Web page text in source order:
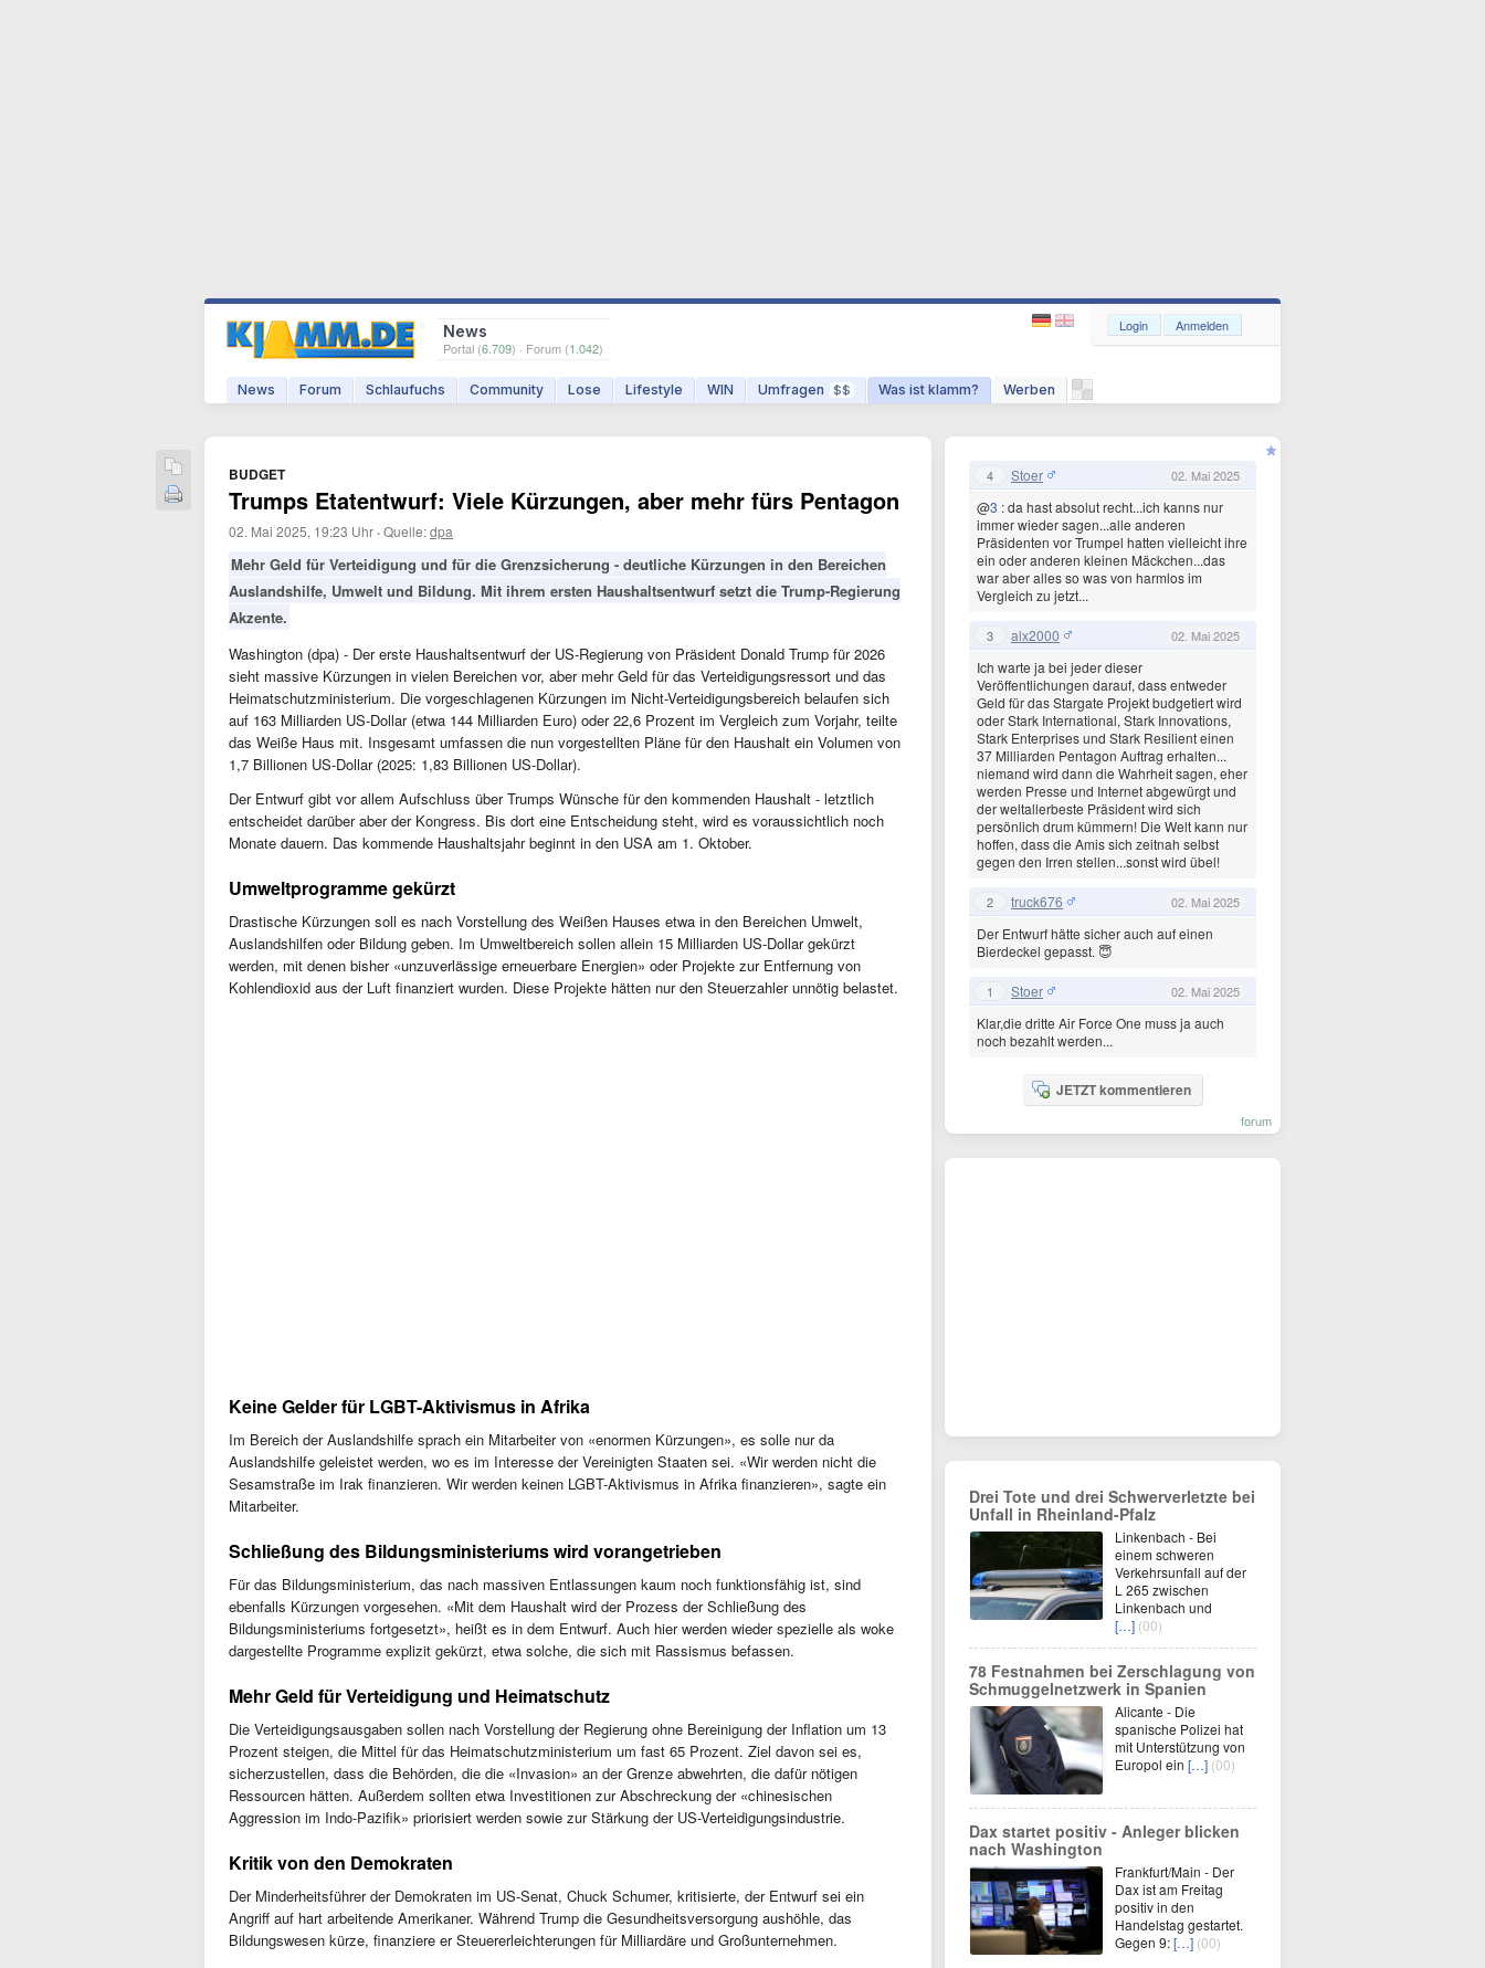
News
Portal (6.709) · Forum (1.042)
News Forum Schlaufuchs Community Lose Lifestyle WIN Umfragen $$ Was ist klamm? Werben
Login Anmelden
BUDGET
Trumps Etatentwurf: Viele Kürzungen, aber mehr fürs Pentagon
02. Mai 2025, 19:23 Uhr ·Quelle:dpa
Mehr Geld für Verteidigung und für die Grenzsicherung - deutliche Kürzungen in den Bereichen
Auslandshilfe, Umwelt und Bildung. Mit ihrem ersten Haushaltsentwurf setzt die Trump-Regierung
Akzente.
Washington (dpa) - Der erste Haushaltsentwurf der US-Regierung von Präsident Donald Trump für 2026
sieht massive Kürzungen in vielen Bereichen vor, aber mehr Geld für das Verteidigungsressort und das
Heimatschutzministerium. Die vorgeschlagenen Kürzungen im Nicht-Verteidigungsbereich belaufen sich
auf 163 Milliarden US-Dollar (etwa 144 Milliarden Euro) oder 22,6 Prozent im Vergleich zum Vorjahr, teilte
das Weiße Haus mit. Insgesamt umfassen die nun vorgestellten Pläne für den Haushalt ein Volumen von
1,7 Billionen US-Dollar (2025: 1,83 Billionen US-Dollar).
Der Entwurf gibt vor allem Aufschluss über Trumps Wünsche für den kommenden Haushalt - letztlich
entscheidet darüber aber der Kongress. Bis dort eine Entscheidung steht, wird es voraussichtlich noch
Monate dauern. Das kommende Haushaltsjahr beginnt in den USA am 1. Oktober.
Umweltprogramme gekürzt
Drastische Kürzungen soll es nach Vorstellung des Weißen Hauses etwa in den Bereichen Umwelt,
Auslandshilfen oder Bildung geben. Im Umweltbereich sollen allein 15 Milliarden US-Dollar gekürzt
werden, mit denen bisher «unzuverlässige erneuerbare Energien» oder Projekte zur Entfernung von
Kohlendioxid aus der Luft finanziert wurden. Diese Projekte hätten nur den Steuerzahler unnötig belastet.
Keine Gelder für LGBT-Aktivismus in Afrika
Im Bereich der Auslandshilfe sprach ein Mitarbeiter von «enormen Kürzungen», es solle nur da
Auslandshilfe geleistet werden, wo es im Interesse der Vereinigten Staaten sei. «Wir werden nicht die
Sesamstraße im Irak finanzieren. Wir werden keinen LGBT-Aktivismus in Afrika finanzieren», sagte ein
Mitarbeiter.
Schließung des Bildungsministeriums wird vorangetrieben
Für das Bildungsministerium, das nach massiven Entlassungen kaum noch funktionsfähig ist, sind
ebenfalls Kürzungen vorgesehen. «Mit dem Haushalt wird der Prozess der Schließung des
Bildungsministeriums fortgesetzt», heißt es in dem Entwurf. Auch hier werden wieder spezielle als woke
dargestellte Programme explizit gekürzt, etwa solche, die sich mit Rassismus befassen.
Mehr Geld für Verteidigung und Heimatschutz
Die Verteidigungsausgaben sollen nach Vorstellung der Regierung ohne Bereinigung der Inflation um 13
Prozent steigen, die Mittel für das Heimatschutzministerium um fast 65 Prozent. Ziel davon sei es,
sicherzustellen, dass die Behörden, die die «Invasion» an der Grenze abwehrten, die dafür nötigen
Ressourcen hätten. Außerdem sollten etwa Investitionen zur Abschreckung der «chinesischen
Aggression im Indo-Pazifik» priorisiert werden sowie zur Stärkung der US-Verteidigungsindustrie.
Kritik von den Demokraten
Der Minderheitsführer der Demokraten im US-Senat, Chuck Schumer, kritisierte, der Entwurf sei ein
Angriff auf hart arbeitende Amerikaner. Während Trump die Gesundheitsversorgung aushöhle, das
Bildungswesen kürze, finanziere er Steuererleichterungen für Milliardäre und Großunternehmen.
4 Stoer 02. Mai 2025
@3 : da hast absolut recht...ich kanns nur
immer wieder sagen...alle anderen
Präsidenten vor Trumpel hatten vielleicht ihre
ein oder anderen kleinen Mäckchen...das
war aber alles so was von harmlos im
Vergleich zu jetzt...
3 alx2000 02. Mai 2025
Ich warte ja bei jeder dieser
Veröffentlichungen darauf, dass entweder
Geld für das Stargate Projekt budgetiert wird
oder Stark International, Stark Innovations,
Stark Enterprises und Stark Resilient einen
37 Milliarden Pentagon Auftrag erhalten...
niemand wird dann die Wahrheit sagen, eher
werden Presse und Internet abgewürgt und
der weltallerbeste Präsident wird sich
persönlich drum kümmern! Die Welt kann nur
hoffen, dass die Amis sich zeitnah selbst
gegen den Irren stellen...sonst wird übel!
2 truck676 02. Mai 2025
Der Entwurf hätte sicher auch auf einen
Bierdeckel gepasst. 😇
1 Stoer 02. Mai 2025
Klar,die dritte Air Force One muss ja auch
noch bezahlt werden...
JETZT kommentieren
forum
Drei Tote und drei Schwerverletzte bei
Unfall in Rheinland-Pfalz
Linkenbach - Bei
einem schweren
Verkehrsunfall auf der
L 265 zwischen
Linkenbach und
[…] (00)
78 Festnahmen bei Zerschlagung von
Schmuggelnetzwerk in Spanien
Alicante - Die
spanische Polizei hat
mit Unterstützung von
Europol ein […] (00)
Dax startet positiv - Anleger blicken
nach Washington
Frankfurt/Main - Der
Dax ist am Freitag
positiv in den
Handelstag gestartet.
Gegen 9:[…] (00)